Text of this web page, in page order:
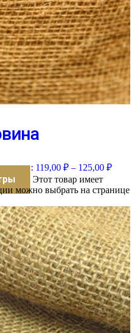
цен: 119,00 ₽ – 125,00 ₽
Этот товар имеет
можно выбрать на странице